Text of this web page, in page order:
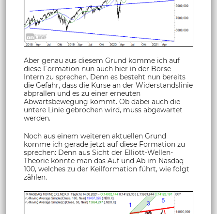
Aber genau aus diesem Grund komme ich auf
diese Formation nun auch hier in der Börse-
Intern zu sprechen. Denn es besteht nun bereits
die Gefahr, dass die Kurse an der Widerstandslinie
abprallen und es zu einer erneuten
Abwärtsbewegung kommt. Ob dabei auch die
untere Linie gebrochen wird, muss abgewartet
werden.
Noch aus einem weiteren aktuellen Grund
komme ich gerade jetzt auf diese Formation zu
sprechen: Denn aus Sicht der Elliott-Wellen-
Theorie könnte man das Auf und Ab im Nasdaq
100, welches zu der Keilformation führt, wie folgt
zählen.